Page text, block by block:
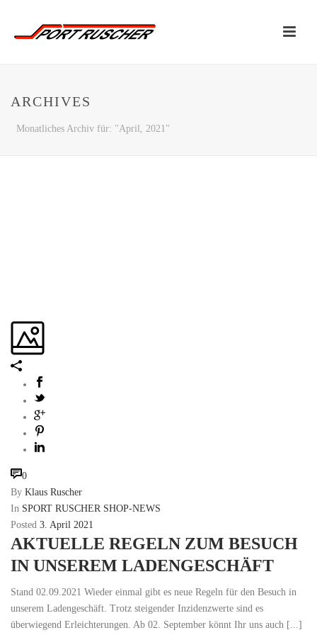
ARCHIVES
Monatliches Archiv für: "April, 2021"
0
By Klaus Ruscher
In SPORT RUSCHER SHOP-NEWS
Posted 3. April 2021
AKTUELLE REGELN ZUM BESUCH
IN UNSEREM LADENGESCHÄFT
Stand 02.09.2021 Wieder einmal gibt es neue Regeln für den Besuch in
unserem Ladengeschäft. Trotz steigender Inzidenzwerte sind es
überwiegend Erleichterungen. Ab 02. September könnt Ihr uns auch [...]